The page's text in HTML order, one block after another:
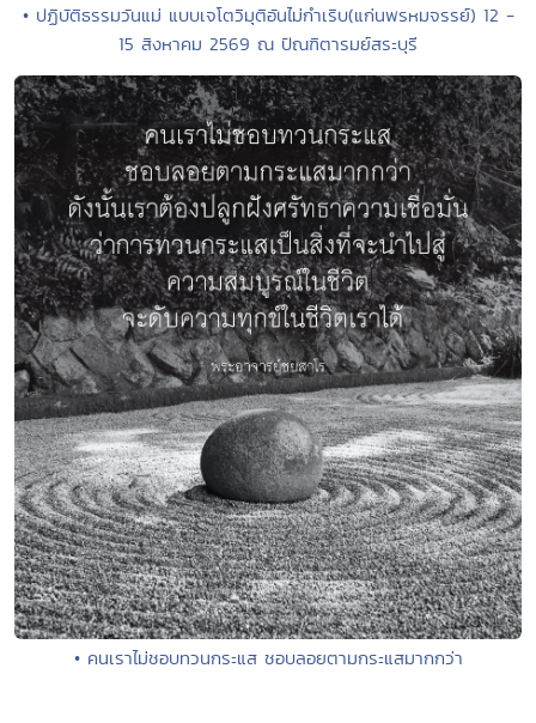
• ปฏิบัติธรรมวันแม่ แบบเจโตวิมุติอันไม่กำเริบ(แก่นพรหมจรรย์) 12 -
15 สิงหาคม 2569 ณ ปัณฑิตารมย์สระบุรี
• คนเราไม่ชอบทวนกระแส ชอบลอยตามกระแสมากกว่า